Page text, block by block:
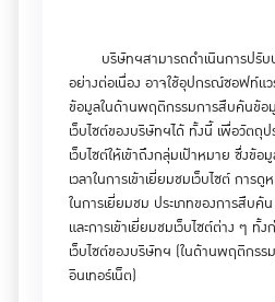
บริษัทฯสามารถดำเนินการปรับ
อย่างต่อเนื่อง อาจใช้อุปกรณ์ซอฟท์แว
ข้อมูลในด้านพฤติกรรมการสืบค้นข้อ
เว็บไซต์ของบริษัทฯได้ ทั้งนี้ เพื่อวัตถุ
เว็บไซต์ให้เข้าถึงกลุ่มเป้าหมาย ซึ่งข้
เวลาในการเข้าเยี่ยมชมเว็บไซต์ การดู
ในการเยี่ยมชม ประเภทของการสืบค้
และการเข้าเยี่ยมชมเว็บไซต์ต่าง ๆ ทั้
เว็บไซต์ของบริษัทฯ (ในด้านพฤติกร
อินเทอร์เน็ต)